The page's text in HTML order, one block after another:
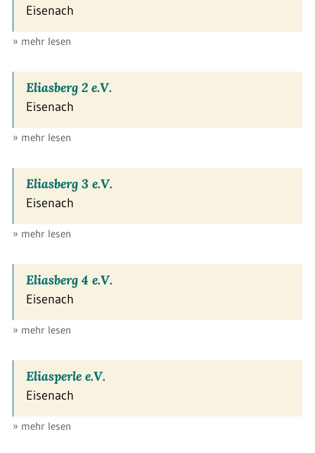
Eisenach
» mehr lesen
Eliasberg 2 e.V.
Eisenach
» mehr lesen
Eliasberg 3 e.V.
Eisenach
» mehr lesen
Eliasberg 4 e.V.
Eisenach
» mehr lesen
Eliasperle e.V.
Eisenach
» mehr lesen